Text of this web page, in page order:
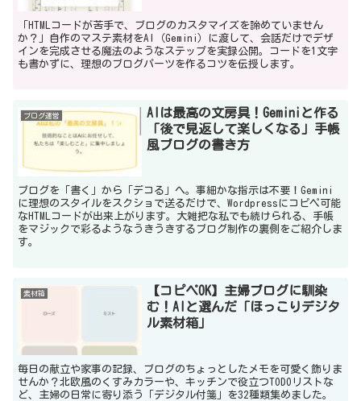
「HTMLコードが苦手で、ブログのカスタマイズを諦めていません
か？」自作のマステ素材をAI（Gemini）に渡して、会話だけでデザ
インを完成させる魔法のようなステップを実録公開。コードを1文字
も書かずに、理想のブログパーツを作るコツを伝授します。
ブログ運営
AIは最高の文房具！Geminiと作る
「後で見返して楽しくなる」手帳
風ブログの書き方
ブログを「書く」から「デコる」へ。事細かな指示は不要！Gemini
に理想のスタイルをスクショで送るだけで、Wordpressにコピペ可能
なHTMLコードが出来上がります。大雑把な私でも続けられる、手帳
をマジックで彩るようなうきうきするブログ制作の裏側をご紹介しま
す。
素材箱
【コピペOK】主婦ブログに馴染
む！AIと選んだ「ほっこりデジタ
ル素材箱」
毎日の献立や家事の記録、ブログのちょっとしたメモを可愛く飾りま
せんか？北欧風のくすみカラーや、キッチンで役立つTODOリストな
ど、主婦の日常に寄り添う「デジタル付箋」を32種類集めました。